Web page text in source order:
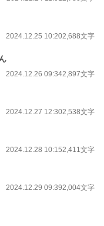
2024.12.25 10:202,688文字
2024.12.26 09:342,897文字
2024.12.27 12:302,538文字
2024.12.28 10:152,411文字
2024.12.29 09:392,004文字